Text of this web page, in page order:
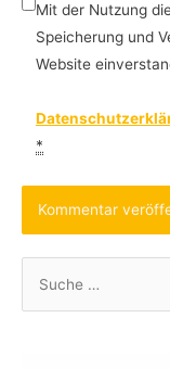
Mit der Nutzung
Speicherung und
Website
*